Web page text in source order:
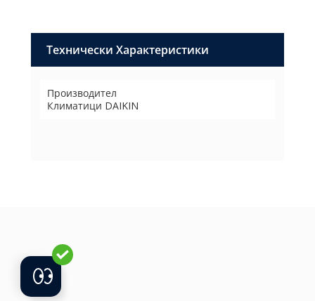
Технически Характеристики
Производител
Климатици DAIKIN